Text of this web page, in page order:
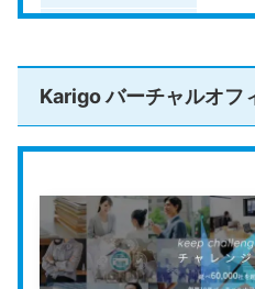
その他のサービス 会議
ワンストップビジネスセン
展開しているバーチャルオ
ワンストップビジネスセン
Karigo バーチャルオフ